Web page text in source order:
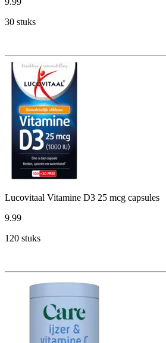
30 stuks
Lucovitaal Vitamine D3 25 mcg capsules
9.99
120 stuks